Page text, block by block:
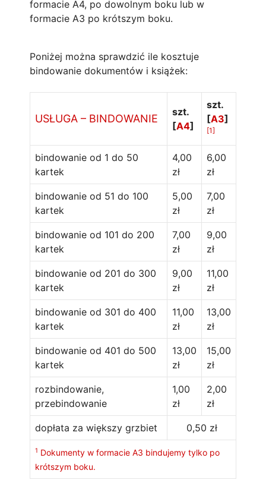
formacie A4, po dowolnym boku lub w
formacie A3 po krótszym boku.
Poniżej można sprawdzić ile kosztuje
bindowanie dokumentów i książek:
USŁUGA – BINDOWANIE
szt.
[A4]
szt.
[A3]
[1]
bindowanie od 1 do 50
kartek
4,00
zł
6,00
zł
bindowanie od 51 do 100
kartek
5,00
zł
7,00
zł
bindowanie od 101 do 200
kartek
7,00
zł
9,00
zł
bindowanie od 201 do 300
kartek
9,00
zł
11,00
zł
bindowanie od 301 do 400
kartek
11,00
zł
13,00
zł
bindowanie od 401 do 500
kartek
13,00
zł
15,00
zł
rozbindowanie,
przebindowanie
1,00
zł
2,00
zł
dopłata za większy grzbiet 0,50 zł
1 Dokumenty w formacie A3 bindujemy tylko po
krótszym boku.